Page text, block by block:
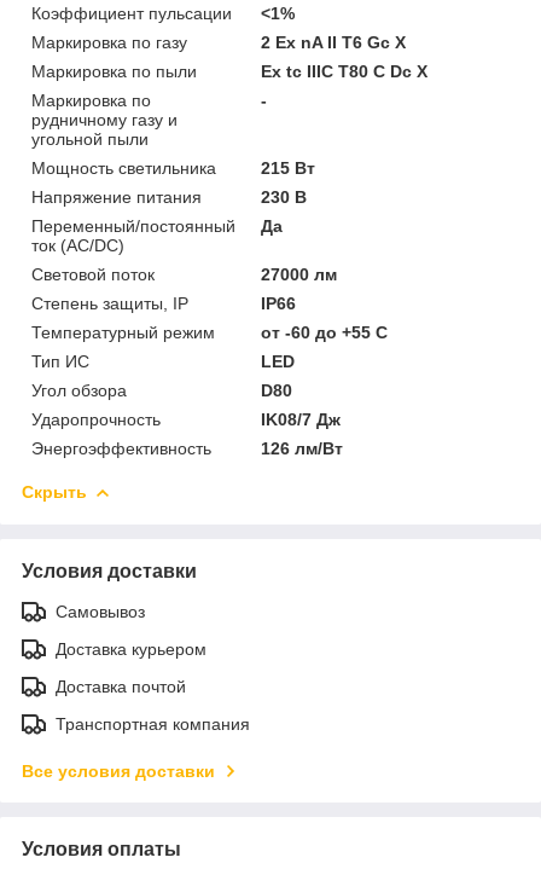
Коэффициент пульсации
<1%
Маркировка по газу
2 Ex nA II T6 Gc X
Маркировка по пыли
Ex tc IIIC T80 C Dc X
Маркировка по
рудничному газу и
угольной пыли
-
Мощность светильника
215 Вт
Напряжение питания
230 В
Переменный/постоянный
ток (AC/DC)
Да
Световой поток
27000 лм
Степень защиты, IP
IP66
Температурный режим
от -60 до +55 C
Тип ИС
LED
Угол обзора
D80
Ударопрочность
IK08/7 Дж
Энергоэффективность
126 лм/Вт
Скрыть
Условия доставки
Самовывоз
Доставка курьером
Доставка почтой
Транспортная компания
Все условия доставки
Условия оплаты